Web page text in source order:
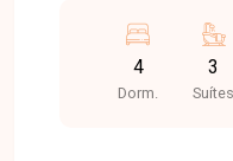
restaurantes e às
oferecendo
Sobrado disponível
4
Dorm.
3
Suítes